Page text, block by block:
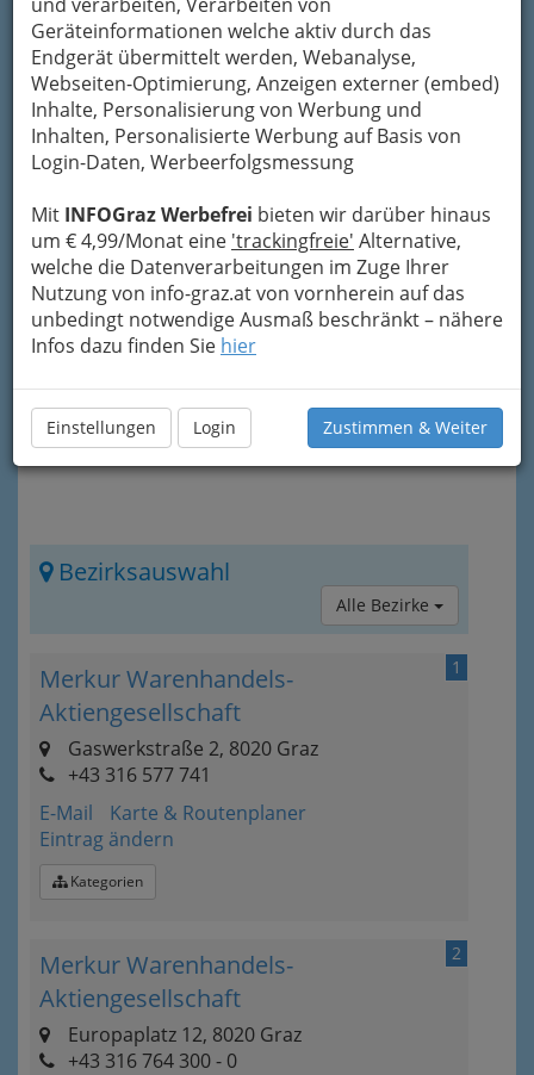
Geräteinformationen welche aktiv durch das
Endgerät übermittelt werden, Webanalyse,
Webseiten-Optimierung, Anzeigen externer (embed)
Inhalte, Personalisierung von Werbung und
Inhalten, Personalisierte Werbung auf Basis von
Login-Daten, Werbeerfolgsmessung
Mit INFOGraz Werbefrei bieten wir darüber hinaus
um € 4,99/Monat eine 'trackingfreie' Alternative,
welche die Datenverarbeitungen im Zuge Ihrer
Nutzung von info-graz.at von vornherein auf das
unbedingt notwendige Ausmaß beschränkt – nähere
Infos dazu finden Sie hier
Einstellungen Login Zustimmen & Weiter
Konditorei in Graz
DerKonditorzaubert Backwerke alssüße
Meisterleistungundedle Pralinen, so kunstvoll
und schön, dass sie beinahe zu schade sind,
gegessen zu werden.
Informationen zum Thema Helfer der
menschlichen Naschkatzen.
Diese können Sie auch direkt über das „Info-
Icon“
rechts oben erreichen.
Bezirksauswahl
Alle Bezirke
1
Merkur Warenhandels-
Aktiengesellschaft
Gaswerkstraße 2, 8020 Graz
+43 316 577 741
E-Mail
Karte & Routenplaner
Eintrag ändern
Kategorien
2
Merkur Warenhandels-
Aktiengesellschaft
Europaplatz 12, 8020 Graz
+43 316 764 300 - 0